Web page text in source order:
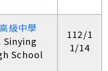
級中學
School
112/1
1/14